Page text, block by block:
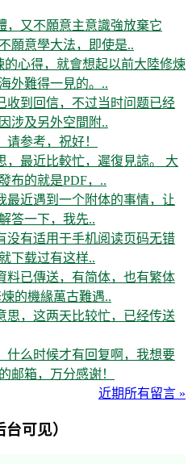
，又不願意主意識強放棄它
願意學大法，即使是..
的心得，就會想起以前大陸修煉
外難得一見的。..
收到回信，不过当时问题已经
涉及另外空間附..
请参考，祝好！
，最近比較忙，遲復見諒。 大
布的就是PDF，..
最近遇到一个附体的事情，让
答一下，我先..
没有适用于手机阅读页码无错
下载过有这样..
料已傳送，有简体，也有繁体
的機緣萬古難遇..
思，这两天比较忙，已经传送
什么时候才有回复啊，我想要
邮箱，万分感谢！
近期所有留言 »
可见）